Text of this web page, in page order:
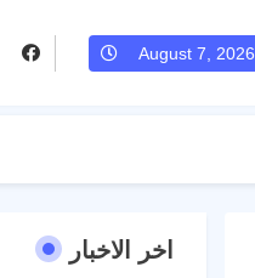
August 7, 2026
اخر الاخبار